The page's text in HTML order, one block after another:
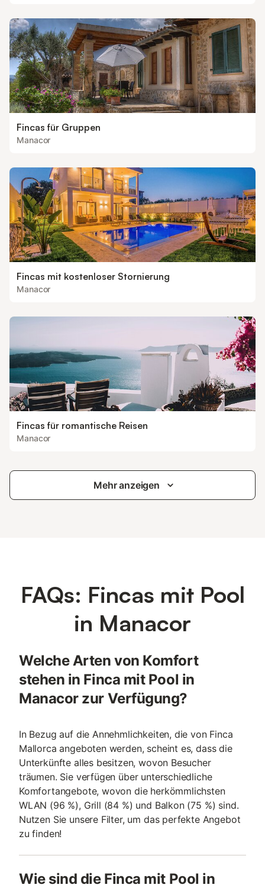
Fincas für Gruppen
Manacor
Fincas mit kostenloser Stornierung
Manacor
Fincas für romantische Reisen
Manacor
Mehr anzeigen
FAQs: Fincas mit Pool
in Manacor
Welche Arten von Komfort
stehen in Finca mit Pool in
Manacor zur Verfügung?
In Bezug auf die Annehmlichkeiten, die von Finca
Mallorca angeboten werden, scheint es, dass die
Unterkünfte alles besitzen, wovon Besucher
träumen. Sie verfügen über unterschiedliche
Komfortangebote, wovon die herkömmlichsten
WLAN (96 %), Grill (84 %) und Balkon (75 %) sind.
Nutzen Sie unsere Filter, um das perfekte Angebot
zu finden!
Wie sind die Finca mit Pool in